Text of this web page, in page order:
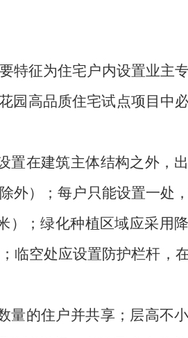
特征为住宅户内设置业主
园高品质住宅试点项目中
置在建筑主体结构之外，
外）；每户只能设置一处
）；绿化种植区域应采用
临空处应设置防护栏杆，
量的住户并共享；层高不